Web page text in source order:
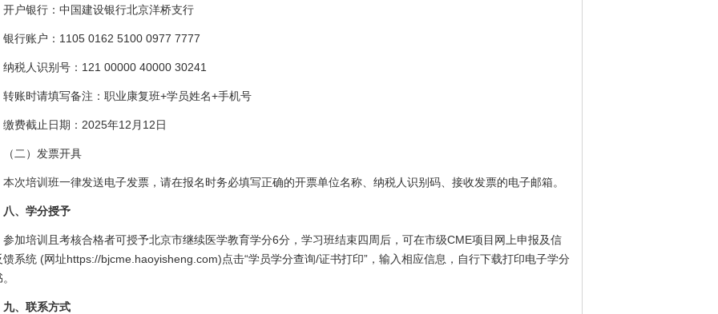
开户银行：中国建设银行北京洋桥支行
银行账户：1105 0162 5100 0977 7777
纳税人识别号：121 00000 40000 30241
转账时请填写备注：职业康复班+学员姓名+手机号
缴费截止日期：2025年12月12日
（二）发票开具
本次培训班一律发送电子发票，请在报名时务必填写正确的开票单位名称、纳税人识别码、接收发票的电子邮箱。
八、学分授予
参加培训且考核合格者可授予北京市继续医学教育学分6分，学习班结束四周后，可在市级CME项目网上申报及信
馈系统 (网址https://bjcme.haoyisheng.com)点击“学员学分查询/证书打印”，输入相应信息，自行下载打印电子学分
九、联系方式